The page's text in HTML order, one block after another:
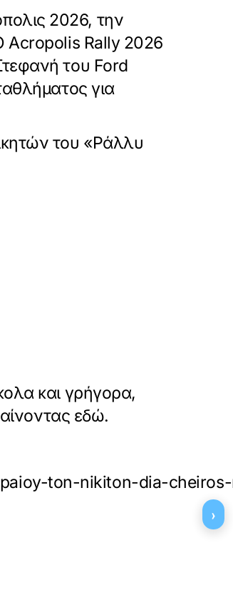
2026, την
Acropolis Rally 2026
του Ford
για
του «Ράλλυ
και γρήγορα,
εδώ.
ton-nikiton-dia-
›